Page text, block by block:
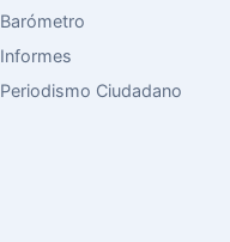
Barómetro
Informes
Periodismo Ciudadano